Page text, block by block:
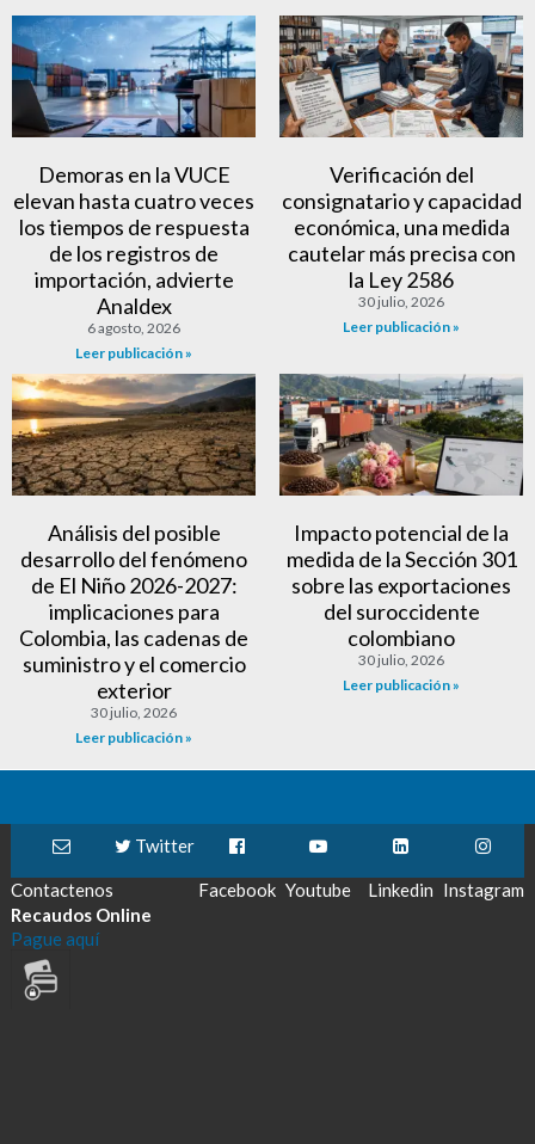
Demoras en la VUCE
elevan hasta cuatro veces
los tiempos de respuesta
de los registros de
importación, advierte
Analdex
6 agosto, 2026
Leer publicación »
Verificación del
consignatario y capacidad
económica, una medida
cautelar más precisa con
la Ley 2586
30 julio, 2026
Leer publicación »
Análisis del posible
desarrollo del fenómeno
de El Niño 2026-2027:
implicaciones para
Colombia, las cadenas de
suministro y el comercio
exterior
30 julio, 2026
Leer publicación »
Impacto potencial de la
medida de la Sección 301
sobre las exportaciones
del suroccidente
colombiano
30 julio, 2026
Leer publicación »
Contactenos
Twitter
Facebook Youtube Linkedin Instagram
Recaudos Online
Pague aquí